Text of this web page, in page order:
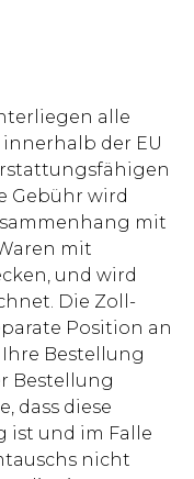
alle
der EU
Gebühr wird
mit
mit
und wird
Die Zoll-
Position an
Ihre Bestellung
Bestellung
dass diese
ist und im Falle
nicht